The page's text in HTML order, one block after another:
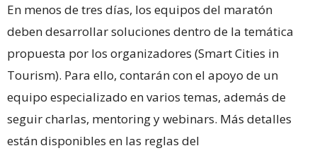
En menos de tres días, los equipos del maratón
deben desarrollar soluciones dentro de la temática
propuesta por los organizadores (Smart Cities in
Tourism). Para ello, contarán con el apoyo de un
equipo especializado en varios temas, además de
seguir charlas, mentoring y webinars. Más detalles
están disponibles en las reglas del